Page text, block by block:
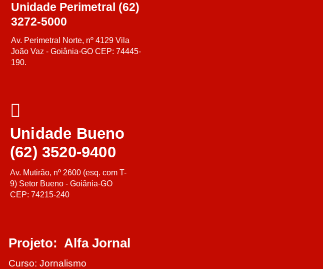
Unidade Perimetral (62)
3272-5000
Av. Perimetral Norte, nº 4129 Vila
João Vaz - Goiânia-GO CEP: 74445-
190.
Unidade Bueno
(62) 3520-9400
Av. Mutirão, nº 2600 (esq. com T-
9) Setor Bueno - Goiânia-GO
CEP: 74215-240
Projeto: Alfa Jornal
Curso: Jornalismo